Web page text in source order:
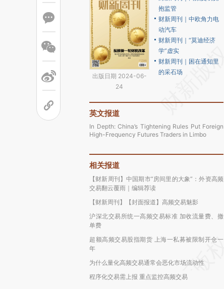
出版日期 2024-06-
24
抱监管
财新周刊｜中欧角力电
动汽车
财新周刊｜“莫迪经济
学”虚实
财新周刊｜困在通知里
的采石场
英文报道
In Depth: China’s Tightening Rules Put Foreign
High-Frequency Futures Traders in Limbo
相关报道
【财新周刊】中国期市“房间里的大象”：外资高频
交易翻云覆雨｜编辑荐读
【财新周刊】【封面报道】高频交易魅影
沪深北交易所统一高频交易标准 加收流量费、撤
单费
超额高频交易股指期货 上海一私募被限制开仓一
年
为什么量化高频交易通常会恶化市场流动性
程序化交易需上报 重点监控高频交易